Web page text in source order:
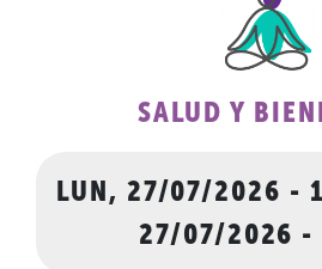
SALUD Y
LUN, 27/07/2026 -
27/07/2026 -